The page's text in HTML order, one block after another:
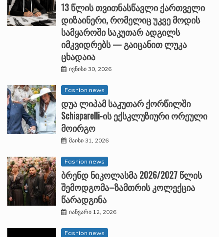
13 წლის თვითნასწავლი ქართველი
დიზაინერი, რომელიც უკვე მოდის
სამყაროში საკუთარ ადგილს
იმკვიდრებს — გაიცანით ლუკა
ცხადაია
ივნისი 30, 2026
Fashion news
დუა ლიპამ საკუთარ ქორწილში
Schiaparelli-ის ექსკლუზიური ორეული
მოირგო
მაისი 31, 2026
Fashion news
ბრენდ ნიკოლასმა 2026/2027 წლის
შემოდგომა–ზამთრის კოლექცია
წარადგინა
იანვარი 12, 2026
Fashion news